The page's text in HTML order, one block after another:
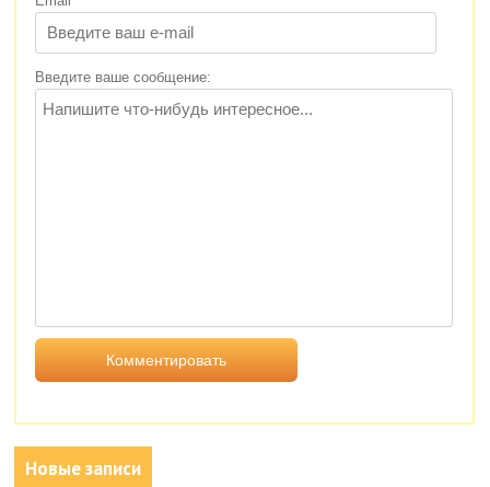
Введите ваше сообщение:
Новые записи